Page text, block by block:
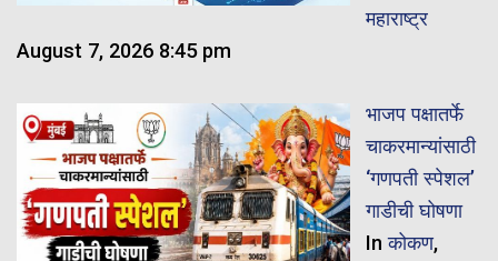
महाराष्ट्र
August 7, 2026 8:45 pm
भाजप पक्षातर्फे
चाकरमान्यांसाठी
‘गणपती स्पेशल’
गाडीची घोषणा
Inकोकण,